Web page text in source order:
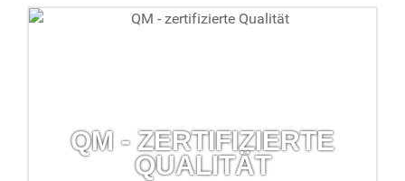
Krankenkassen
QM - ZERTIFIZIERTE
QUALITÄT